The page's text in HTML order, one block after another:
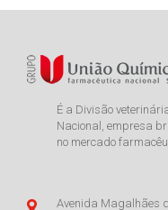
É a Divisão
Nacional, empresa
no mercado
Avenida Magalhães